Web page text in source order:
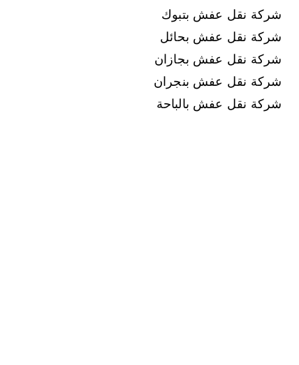
شركة نقل عفش بتبوك
شركة نقل عفش بحائل
شركة نقل عفش بجازان
شركة نقل عفش بنجران
شركة نقل عفش بالباحة